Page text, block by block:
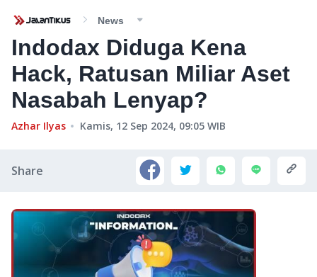
News
Indodax Diduga Kena
Hack, Ratusan Miliar Aset
Nasabah Lenyap?
Azhar Ilyas Kamis, 12 Sep 2024, 09:05 WIB
Share